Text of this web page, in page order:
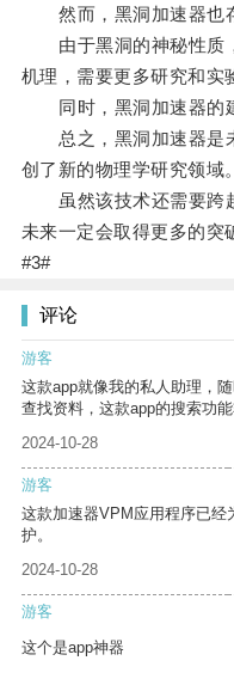
然而，黑洞加速器也存
由于黑洞的神秘性质
机理，需要更多研究和实
同时，黑洞加速器的建
总之，黑洞加速器是
创了新的物理学研究领域。
虽然该技术还需要跨
未来一定会取得更多的突
#3#
评论
游客
这款app就像我的私人助理，
查找资料，这款app的搜索功
2024-10-28
游客
这款加速器VPM应用程序已经
护。
2024-10-28
游客
这个是app神器